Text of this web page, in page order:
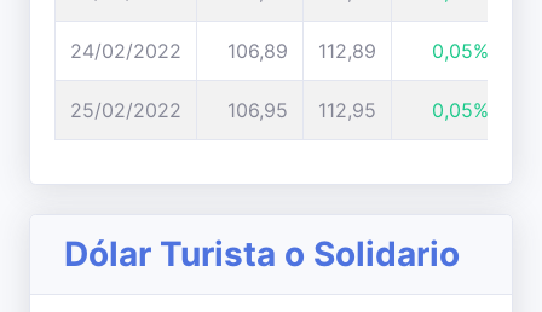
24/02/2022 106,89 112,89 0,05%
25/02/2022 106,95 112,95 0,05%
Dólar Turista o Solidario